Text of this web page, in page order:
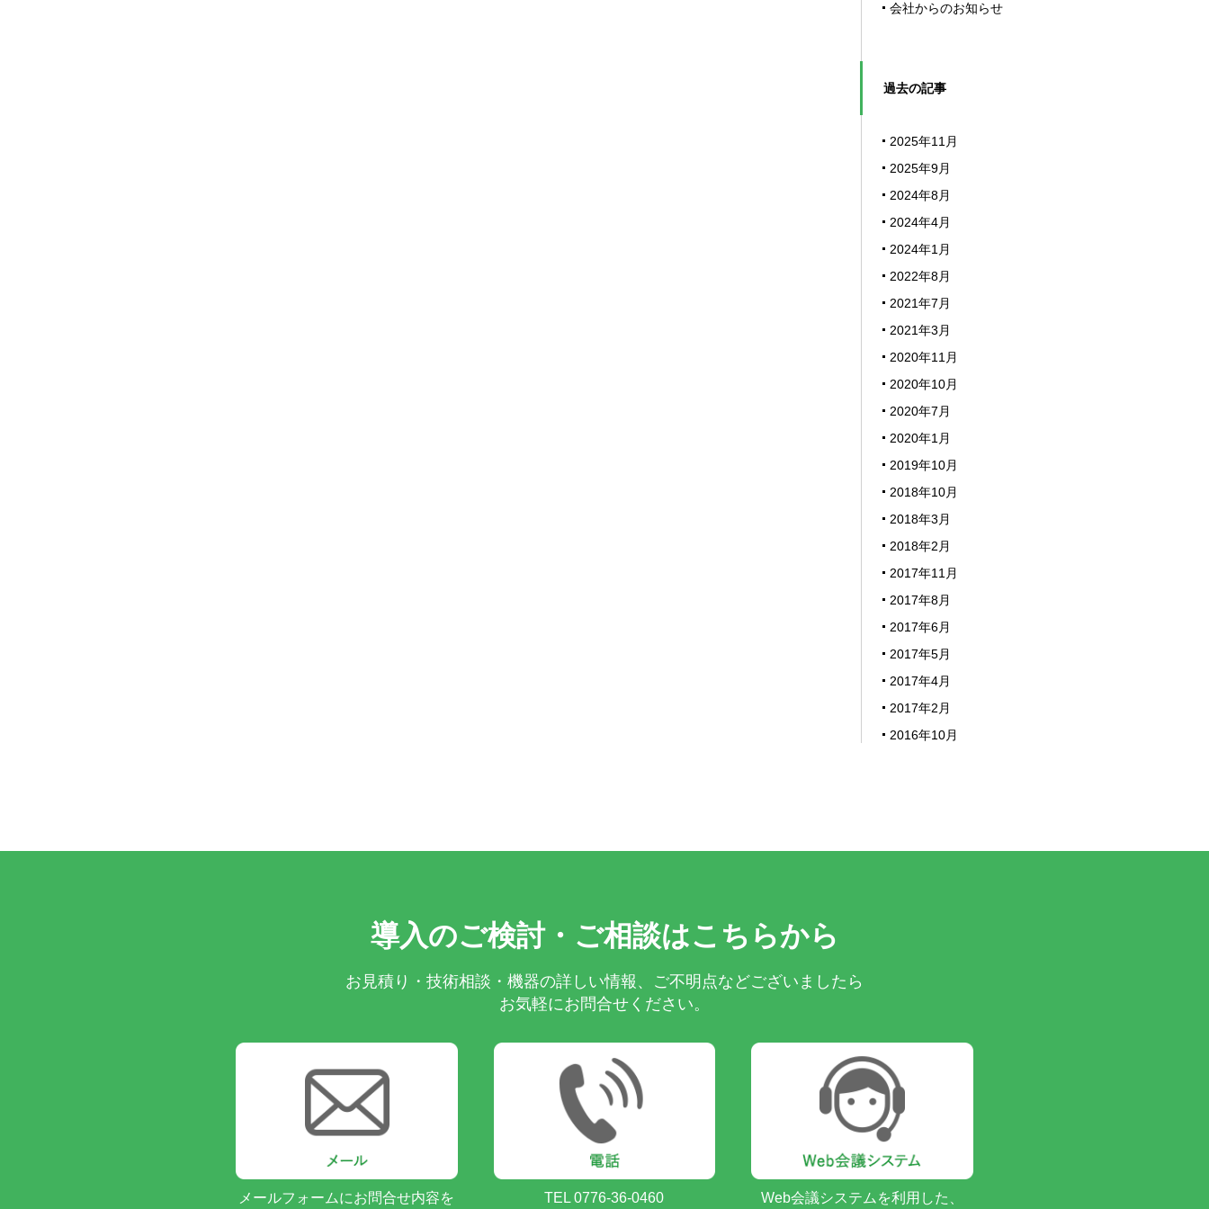
会社からのお知らせ
過去の記事
2025年11月
2025年9月
2024年8月
2024年4月
2024年1月
2022年8月
2021年7月
2021年3月
2020年11月
2020年10月
2020年7月
2020年1月
2019年10月
2018年10月
2018年3月
2018年2月
2017年11月
2017年8月
2017年6月
2017年5月
2017年4月
2017年2月
2016年10月
導入のご検討・ご相談はこちらから
お見積り・技術相談・機器の詳しい情報、ご不明点などございましたら
お気軽にお問合せください。
メールフォームにお問合せ内容を TEL 0776-36-0460 Web会議システムを利用した、